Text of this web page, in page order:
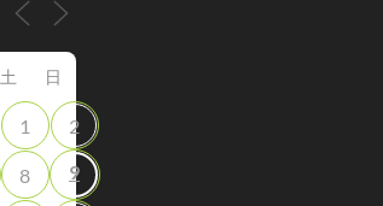
土 日
1 2
8 9